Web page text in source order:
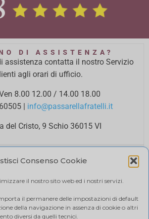
Consenso Cookie
il nostro sito web ed i nostri servizi.
il permanere delle impostazioni di default
della navigazione in assenza di cookie o altri
diversi da quelli tecnici.
DI ASSISTENZA?
assistenza contatta il nostro Servizio
agli orari di ufficio.
8.00 12.00 / 14.00 18.00
info@passarellafratelli.it
del Cristo, 9 Schio 36015 VI
online sono protetti e accettiamo il
E RESI
Politica di reso
SPEDIZIONE